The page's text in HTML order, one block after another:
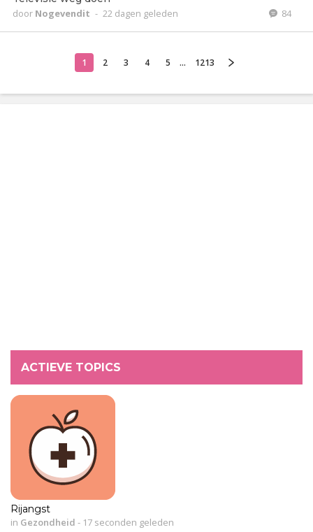
door Nogevendit - 22 dagen geleden 84
1 2 3 4 5 ... 1213
ACTIEVE TOPICS
Rijangst
in Gezondheid - 17 seconden geleden